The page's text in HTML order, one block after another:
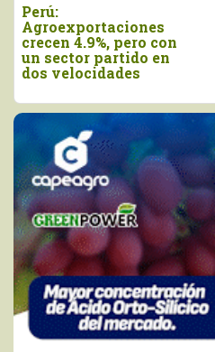
Agroexportaciones no
tradicionales de Perú
a Estados Unidos
cayeron en valor 17%